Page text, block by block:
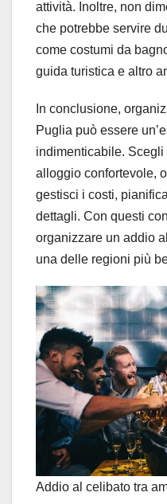
attività. Inoltre, non
che potrebbe servire
come costumi da
guida turistica e altro
In conclusione,
Puglia può essere
indimenticabile. Scegli
alloggio confortevole,
gestisci i costi,
dettagli. Con questi
organizzare un addio
una delle regioni più
Addio al celibato tra